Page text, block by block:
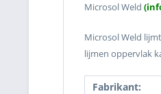
Microsol Weld
Microsol Weld
lijmen oppervlak
Fabrikant: